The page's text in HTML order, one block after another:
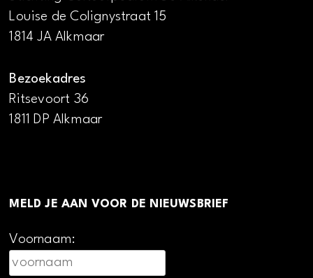
Louise de Colignystraat 15
1814 JA Alkmaar
Bezoekadres
Ritsevoort 36
1811 DP Alkmaar
MELD JE AAN VOOR DE NIEUWSBRIEF
Voornaam: